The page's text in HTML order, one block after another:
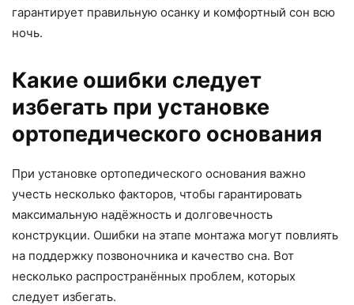
гарантирует правильную осанку и комфортный сон всю
ночь.
Какие ошибки следует
избегать при установке
ортопедического основания
При установке ортопедического основания важно
учесть несколько факторов, чтобы гарантировать
максимальную надёжность и долговечность
конструкции. Ошибки на этапе монтажа могут повлиять
на поддержку позвоночника и качество сна. Вот
несколько распространённых проблем, которых
следует избегать.